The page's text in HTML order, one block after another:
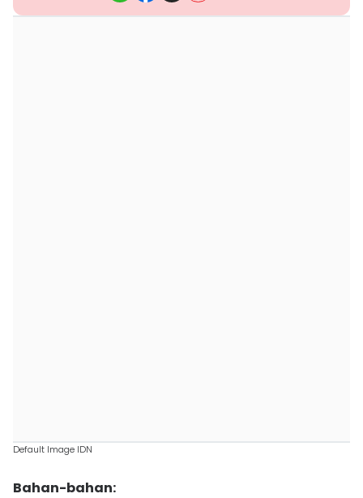
Default Image IDN
Bahan-bahan: